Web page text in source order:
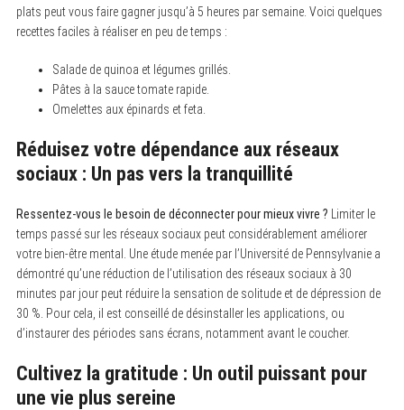
plats peut vous faire gagner jusqu’à 5 heures par semaine. Voici quelques
recettes faciles à réaliser en peu de temps :
Salade de quinoa et légumes grillés.
Pâtes à la sauce tomate rapide.
Omelettes aux épinards et feta.
Réduisez votre dépendance aux réseaux
sociaux : Un pas vers la tranquillité
Ressentez-vous le besoin de déconnecter pour mieux vivre ? Limiter le
temps passé sur les réseaux sociaux peut considérablement améliorer
votre bien-être mental. Une étude menée par l’Université de Pennsylvanie a
démontré qu’une réduction de l’utilisation des réseaux sociaux à 30
minutes par jour peut réduire la sensation de solitude et de dépression de
30 %. Pour cela, il est conseillé de désinstaller les applications, ou
d’instaurer des périodes sans écrans, notamment avant le coucher.
Cultivez la gratitude : Un outil puissant pour
une vie plus sereine